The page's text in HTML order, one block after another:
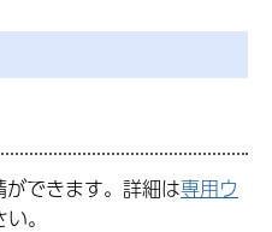
できます。詳細は専用ウ
。